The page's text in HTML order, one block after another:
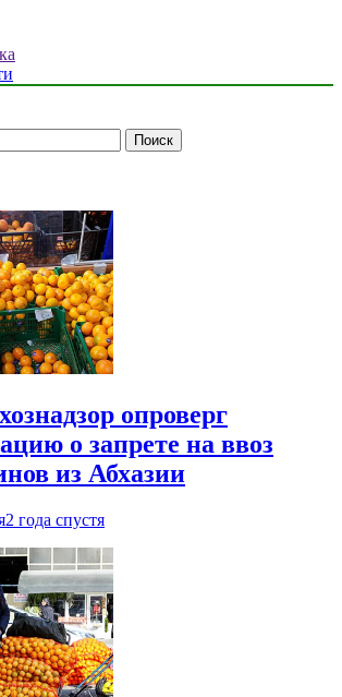
опроверг
о запрете на ввоз
из Абхазии
2 года спустя